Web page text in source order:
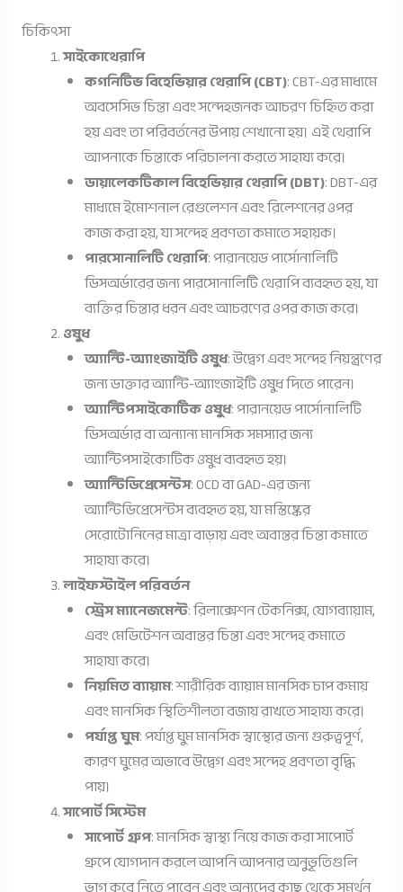
চিকিৎসা
সাইকোথেরাপি
কগনিটিভ বিহেভিয়ার থেরাপি (CBT): CBT-এর মাধ্যমে
অবসেসিভ চিন্তা এবং সন্দেহজনক আচরণ চিহ্নিত করা
হয় এবং তা পরিবর্তনের উপায় শেখানো হয়। এই থেরাপি
আপনাকে চিন্তাকে পরিচালনা করতে সাহায্য করে।
ডায়ালেকটিকাল বিহেভিয়ার থেরাপি (DBT): DBT-এর
মাধ্যমে ইমোশনাল রেগুলেশন এবং রিলেশনের ওপর
কাজ করা হয়, যা সন্দেহ প্রবণতা কমাতে সহায়ক।
পারসোনালিটি থেরাপি: পারানয়েড পার্সোনালিটি
ডিসঅর্ডারের জন্য পারসোনালিটি থেরাপি ব্যবহৃত হয়, যা
ব্যক্তির চিন্তার ধরন এবং আচরণের ওপর কাজ করে।
ওষুধ
অ্যান্টি-অ্যাংজাইটি ওষুধ: উদ্বেগ এবং সন্দেহ নিয়ন্ত্রণের
জন্য ডাক্তার অ্যান্টি-অ্যাংজাইটি ওষুধ দিতে পারেন।
অ্যান্টিপসাইকোটিক ওষুধ: পারানয়েড পার্সোনালিটি
ডিসঅর্ডার বা অন্যান্য মানসিক সমস্যার জন্য
অ্যান্টিপসাইকোটিক ওষুধ ব্যবহৃত হয়।
অ্যান্টিডিপ্রেসেন্টস: OCD বা GAD-এর জন্য
অ্যান্টিডিপ্রেসেন্টস ব্যবহৃত হয়, যা মস্তিষ্কের
সেরোটোনিনের মাত্রা বাড়ায় এবং অবান্তর চিন্তা কমাতে
সাহায্য করে।
লাইফস্টাইল পরিবর্তন
স্ট্রেস ম্যানেজমেন্ট: রিলাক্সেশন টেকনিক্স, যোগব্যায়াম,
এবং মেডিটেশন অবান্তর চিন্তা এবং সন্দেহ কমাতে
সাহায্য করে।
নিয়মিত ব্যায়াম: শারীরিক ব্যায়াম মানসিক চাপ কমায়
এবং মানসিক স্থিতিশীলতা বজায় রাখতে সাহায্য করে।
পর্যাপ্ত ঘুম: পর্যাপ্ত ঘুম মানসিক স্বাস্থ্যের জন্য গুরুত্বপূর্ণ,
কারণ ঘুমের অভাবে উদ্বেগ এবং সন্দেহ প্রবণতা বৃদ্ধি
পায়।
সাপোর্ট সিস্টেম
সাপোর্ট গ্রুপ: মানসিক স্বাস্থ্য নিয়ে কাজ করা সাপোর্ট
গ্রুপে যোগদান করলে আপনি আপনার অনুভূতিগুলি